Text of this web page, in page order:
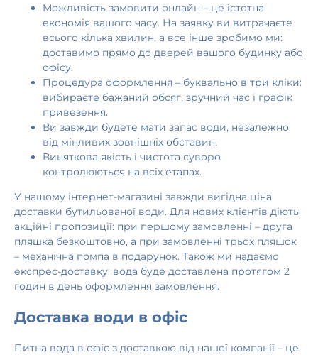
Можливість замовити онлайн – це істотна
економія вашого часу. На заявку ви витрачаєте
всього кілька хвилин, а все інше зробимо ми:
доставимо прямо до дверей вашого будинку або
офісу.
Процедура оформлення – буквально в три кліки:
вибираєте бажаний обсяг, зручний час і графік
привезення.
Ви завжди будете мати запас води, незалежно
від мінливих зовнішніх обставин.
Виняткова якість і чистота суворо
контролюються на всіх етапах.
У нашому інтернет-магазині завжди вигідна ціна
доставки бутильованої води. Для нових клієнтів діють
акційні пропозиції: при першому замовленні – друга
пляшка безкоштовно, а при замовленні трьох пляшок
– механічна помпа в подарунок. Також ми надаємо
експрес-доставку: вода буде доставлена протягом 2
годин в день оформлення замовлення.
Доставка води в офіс
Питна вода в офіс з доставкою від нашої компанії – це